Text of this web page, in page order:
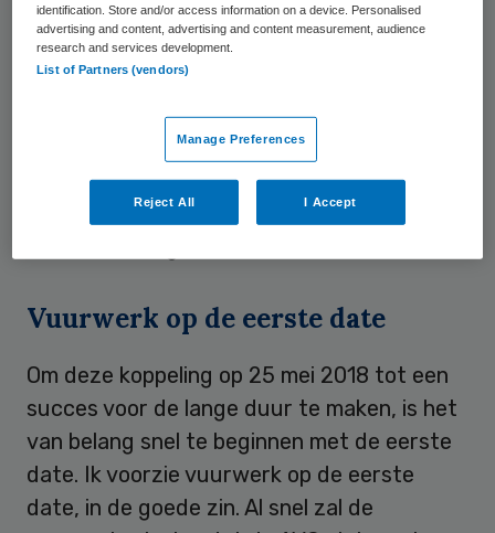
De zorgsector en de Algemene Verordening
Gegevensbescherming (AVG) zijn wat mij
betreft zo’n droomkoppel. Hoewel de AVG
misschien niet de allermooiste is, qua
karakter is zij of hij perfect geknipt voor de
zorg. En we weten allemaal dat het bij een
succesvolle relatie niet om de looks maar
Vuurwerk op de eerste date
Om deze koppeling op 25 mei 2018 tot een
succes voor de lange duur te maken, is het
van belang snel te beginnen met de eerste
date. Ik voorzie vuurwerk op de eerste
date, in de goede zin. Al snel zal de
identification. Store and/or access information on a device. Personalised
advertising and content, advertising and content measurement, audience
research and services development.
List of Partners (vendors)
Manage Preferences
Reject All I Accept